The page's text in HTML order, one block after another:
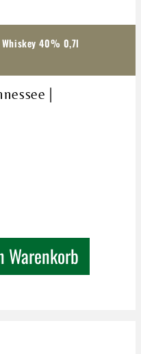
Whiskey 40% 0,7l
|
Wert ein oder
Warenkorb
| Whiskey